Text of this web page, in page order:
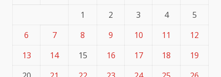
1
2 3 4
5
6
7 8 9 10 11
12
13
14 15 16 17 18
19